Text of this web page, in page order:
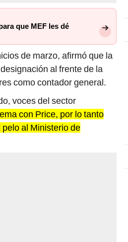
que MEF les dé
de marzo, afirmó que la
al frente de la
como contador general.
voces del sector
con Price, por lo tanto
al Ministerio de